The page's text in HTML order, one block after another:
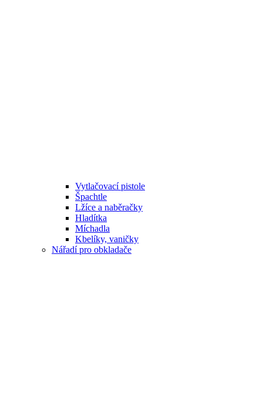
Vytlačovací pistole
Špachtle
Lžíce a naběračky
Hladítka
Míchadla
Kbelíky, vaničky
Nářadí pro obkladače